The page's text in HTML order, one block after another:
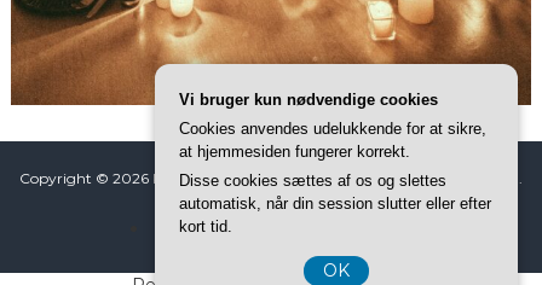
Copyright © 2026 KokeAll rights reserved. Tema: ThemeGrill af
.
Powered byWordPress
Forside
Vi bruger kun nødvendige cookies
Cookies anvendes udelukkende for at sikre,
at hjemmesiden fungerer korrekt.
Disse cookies sættes af os og slettes
automatisk, når din session slutter eller efter
kort tid.
OK